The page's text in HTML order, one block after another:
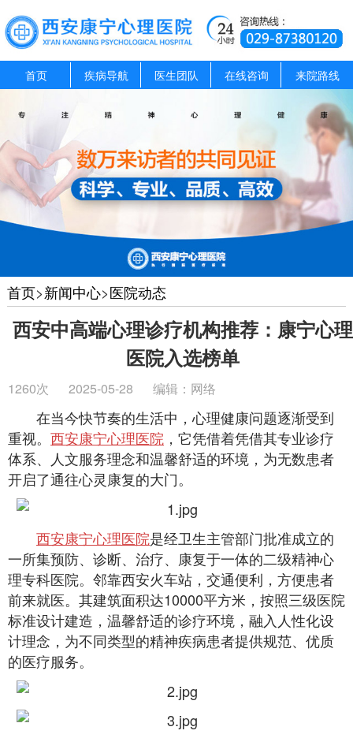
首页 疾病导航 医生团队 在线咨询 来院路线
首页>新闻中心>医院动态
西安中高端心理诊疗机构推荐：康宁心理
医院入选榜单
1260次 2025-05-28 编辑：网络
在当今快节奏的生活中，心理健康问题逐渐受到
重视。 西安康宁心理医院 ，它凭借着凭借其专业诊疗
体系、人文服务理念和温馨舒适的环境，为无数患者
开启了通往心灵康复的大门。
西安康宁心理医院是经卫生主管部门批准成立的
一所集预防、诊断、治疗、康复于一体的二级精神心
理专科医院。邻靠西安火车站，交通便利，方便患者
前来就医。其建筑面积达10000平方米，按照三级医院
标准设计建造，温馨舒适的诊疗环境，融入人性化设
计理念，为不同类型的精神疾病患者提供规范、优质
的医疗服务。